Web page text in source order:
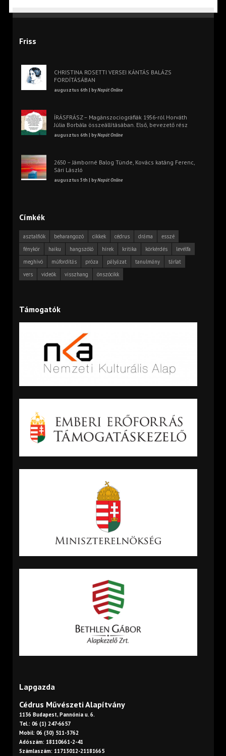
Friss
CHRISTINA ROSETTI VERSEI KÁNTÁS BALÁZS
FORDÍTÁSÁBAN
augusztus 6th | byNapút Online
ÍRÁSFRÁSZ – Magánszociográfiák 1956-ról Horváth
Júlia Borbála összeállításában. Első, bevezető rész
augusztus 6th | byNapút Online
2650 – Jámborné Balog Tünde, Kovács katáng Ferenc,
Sári László
augusztus 5th | byNapút Online
Címkék
asztalfiók beharangozó cikkek cédrus dráma
esszé
fénykör
haiku hangszóló hírek kritika körkérdés
levélfa
meghívó
műfordítás próza pályázat tanulmány
tárlat
vers
videók visszhang önszócikk
Támogatók
Lapgazda
Cédrus Művészeti Alapítvány
1136 Budapest, Pannónia u. 6.
Tel.: 06 (1) 247-6657
Mobil: 06 (30) 511-3762
Adószám: 18110661-2-41
Számlaszám: 11713012-21181665